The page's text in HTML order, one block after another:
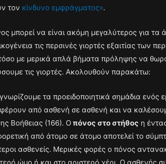
τον κίνδυνο εμφράγματος».
μπορεί να είναι ακόμη μεγαλύτερος για τα
τις περσινές γιορτές εξαιτίας των
με μερικά απλά βήματα πρόληψης να
τις γιορτές. Ακολουθούν παρακάτω:
τα προειδοποιητικά σημάδια ενός
από ασθενή σε ασθενή και να
Βοήθειας (166). Ο πόνος στο στήθος η
από άτομο σε άτομο αποτελεί το
ασθενείς. Μερικές φορές ο πόνος